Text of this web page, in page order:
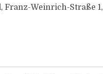
Franz-Weinrich-Straße 1,